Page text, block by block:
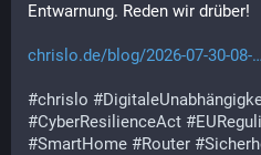
Entwarnung. Reden wir drüber!
chrislo.de/blog/2026-07-30-08-
#chrislo #
#CyberResilienceAct #
#SmartHome #Router #